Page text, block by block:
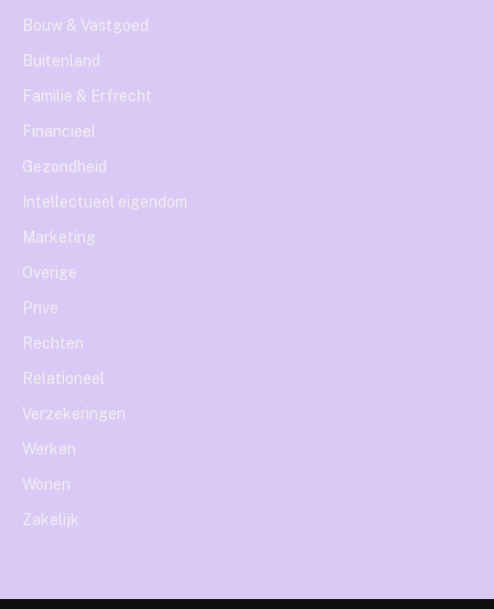
Bouw & Vastgoed
Buitenland
Familie & Erfrecht
Financieel
Gezondheid
Intellectueel eigendom
Marketing
Overige
Prive
Rechten
Relationeel
Verzekeringen
Werken
Wonen
Zakelijk